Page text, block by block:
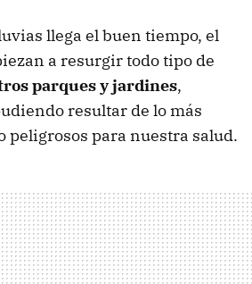
llega el buen tiempo, el
a resurgir todo tipo de
parques y jardines,
resultar de lo más
peligrosos para nuestra salud.